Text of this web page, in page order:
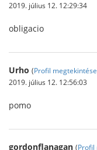
2019. július 12. 12:29:34
obligacio
Urho (Profil megtekintése
2019. július 12. 12:56:03
pomo
gordonflanagan (Profil